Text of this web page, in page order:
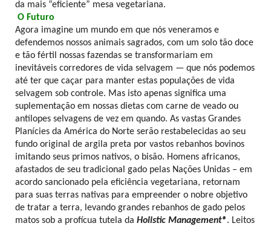
da mais “eficiente” mesa vegetariana.
O Futuro
Agora imagine um mundo em que nós veneramos e
defendemos nossos animais sagrados, com um solo tão doce
e tão fértil nossas fazendas se transformariam em
inevitáveis corredores de vida selvagem — que nós podemos
até ter que caçar para manter estas populações de vida
selvagem sob controle. Mas isto apenas significa uma
suplementação em nossas dietas com carne de veado ou
antílopes selvagens de vez em quando. As vastas Grandes
Planícies da América do Norte serão restabelecidas ao seu
fundo original de argila preta por vastos rebanhos bovinos
imitando seus primos nativos, o bisão. Homens africanos,
afastados de seu tradicional gado pelas Nações Unidas – em
acordo sancionado pela eficiência vegetariana, retornam
para suas terras nativas para empreender o nobre objetivo
de tratar a terra, levando grandes rebanhos de gado pelos
matos sob a profícua tutela da Holistic Management®. Leitos